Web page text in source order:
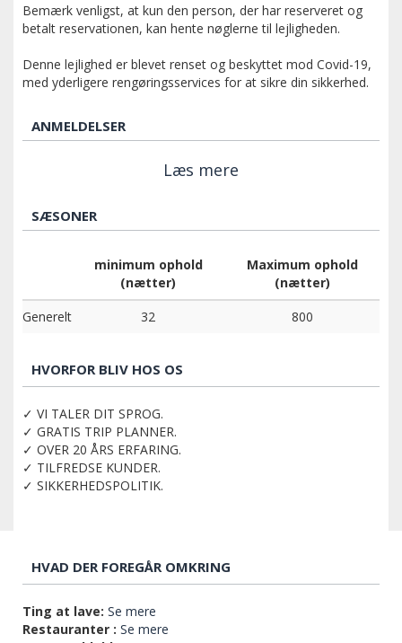
Bemærk venligst, at kun den person, der har reserveret og
betalt reservationen, kan hente nøglerne til lejligheden.
Denne lejlighed er blevet renset og beskyttet mod Covid-19,
med yderligere rengøringsservices for at sikre din sikkerhed.
ANMELDELSER
Læs mere
SÆSONER
minimum ophold
(nætter)
Maximum ophold
(nætter)
Generelt
32 800
HVORFOR BLIV HOS OS
✓ VI TALER DIT SPROG.
✓ GRATIS TRIP PLANNER.
✓ OVER 20 ÅRS ERFARING.
✓ TILFREDSE KUNDER.
✓ SIKKERHEDSPOLITIK.
HVAD DER FOREGÅR OMKRING
Ting at lave: Se mere
Restauranter : Se mere